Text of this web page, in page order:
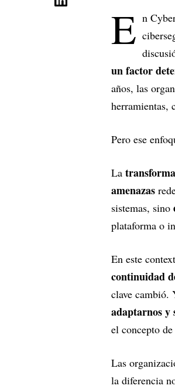
E n
un factor
años, las
herramientas,
Pero ese
La
amenazas
sistemas, sino
plataforma o
En este
continuidad
clave cambió.
adaptarnos y
el concepto de
Las
la diferencia